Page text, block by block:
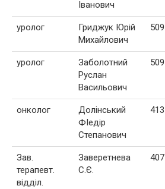
Іванович
уролог
Гриджук Юрій
Михайлович
509
уролог
Заболотний
Руслан
Васильович
509
онколог
Долінський
ФІедір
Степанович
413
Зав.
терапевт.
відділ.
Заверетнева
С.Є.
407